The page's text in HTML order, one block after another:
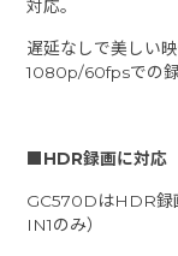
対応。
遅延なしで美しい
1080p/60fpsでの録
■HDR録画に対応
GC570DはHDR録
IN1のみ）